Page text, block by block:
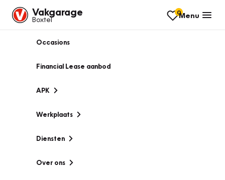
Vakgarage
Boxtel
0Menu
Occasions
Financial Lease aanbod
APK
Werkplaats
Diensten
Over ons